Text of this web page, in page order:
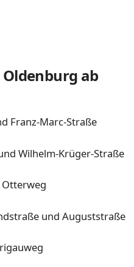
ab
Franz-Marc-Straße
Wilhelm-Krüger-Straße
und Auguststraße